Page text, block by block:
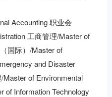
Accounting 职业会
工商管理/Master of
国际）/Master of
and Disaster
of Environmental
of Information Technology